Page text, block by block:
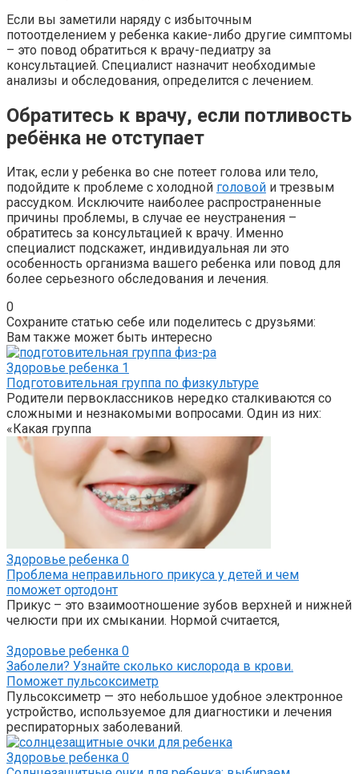
Если вы заметили наряду с избыточным
потоотделением у ребенка какие-либо другие симптомы
– это повод обратиться к врачу-педиатру за
консультацией. Специалист назначит необходимые
анализы и обследования, определится с лечением.
Обратитесь к врачу, если потливость
ребёнка не отступает
Итак, если у ребенка во сне потеет голова или тело,
подойдите к проблеме с холодной головой и трезвым
рассудком. Исключите наиболее распространенные
причины проблемы, в случае ее неустранения –
обратитесь за консультацией к врачу. Именно
специалист подскажет, индивидуальная ли это
особенность организма вашего ребенка или повод для
более серьезного обследования и лечения.
0
Сохраните статью себе или поделитесь с друзьями:
Вам также может быть интересно
Здоровье ребенка 1
Подготовительная группа по физкультуре
Родители первоклассников нередко сталкиваются со
сложными и незнакомыми вопросами. Один из них:
«Какая группа
Здоровье ребенка 0
Проблема неправильного прикуса у детей и чем
поможет ортодонт
Прикус – это взаимоотношение зубов верхней и нижней
челюсти при их смыкании. Нормой считается,
Здоровье ребенка 0
Заболели? Узнайте сколько кислорода в крови.
Поможет пульсоксиметр
Пульсоксиметр — это небольшое удобное электронное
устройство, используемое для диагностики и лечения
респираторных заболеваний.
Здоровье ребенка 0